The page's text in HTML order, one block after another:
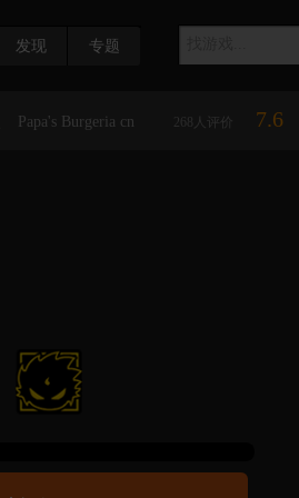
发现 专题
Papa's Burgeria cn 268 人评价 7.6